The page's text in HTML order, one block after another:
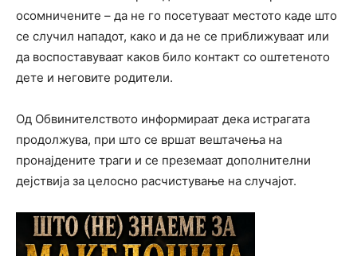
осомничените – да не го посетуваат местото каде што
се случил нападот, како и да не се приближуваат или
да воспоставуваат каков било контакт со оштетеното
дете и неговите родители.
Од Обвинителството информираат дека истрагата
продолжува, при што се вршат вештачења на
пронајдените траги и се преземаат дополнителни
дејствија за целосно расчистување на случајот.